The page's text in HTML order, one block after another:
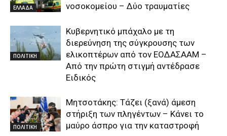
ΕΛΛΑΔΑ
νοσοκομείου – Δύο τραυματίες
ΠΟΛΙΤΙΚΗ
Κυβερνητικό μπάχαλο με τη
διερεύνηση της σύγκρουσης των
ελικοπτέρων από τον ΕΟΔΑΣΑΑΜ –
Από την πρώτη στιγμή αντέδρασε
Ειδικός
ΠΟΛΙΤΙΚΗ
Μητσοτάκης: Τάζει (ξανά) άμεση
στήριξη των πληγέντων – Κάνει το
μαύρο άσπρο για την καταστροφή